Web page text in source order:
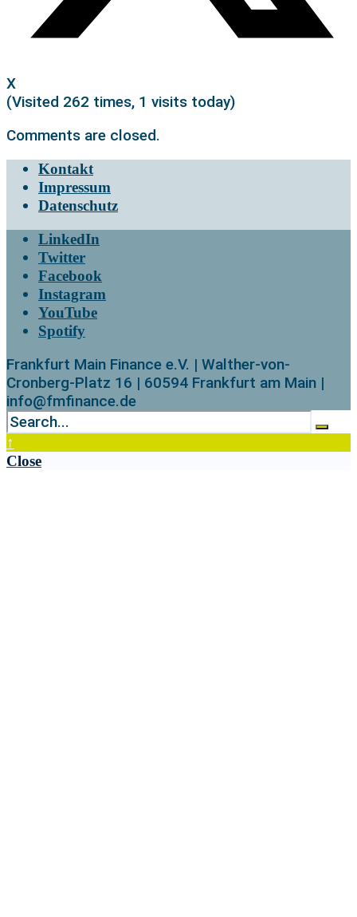
X
(Visited 262 times, 1 visits today)
Comments are closed.
Kontakt
Impressum
Datenschutz
LinkedIn
Twitter
Facebook
Instagram
YouTube
Spotify
Frankfurt Main Finance e.V. | Walther-von-
Cronberg-Platz 16 | 60594 Frankfurt am Main |
info@fmfinance.de
↑
Close